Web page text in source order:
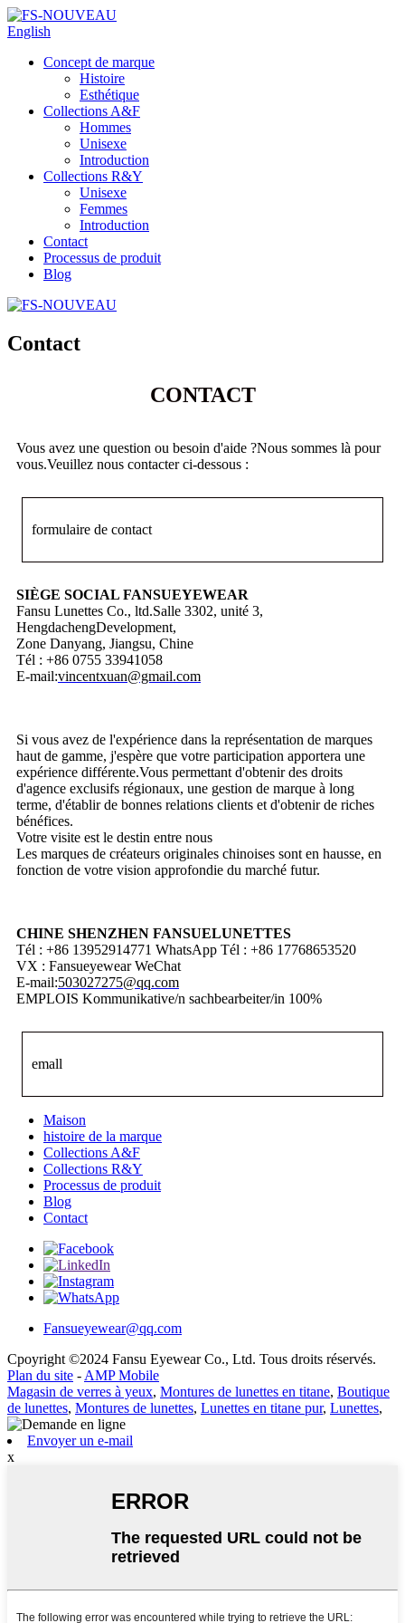
English
Concept de marque
Histoire
Esthétique
Collections A&F
Hommes
Unisexe
Introduction
Collections R&Y
Unisexe
Femmes
Introduction
Contact
Processus de produit
Blog
Contact
CONTACT
Vous avez une question ou besoin d'aide ?Nous sommes là pour
vous.Veuillez nous contacter ci-dessous :
formulaire de contact
SIÈGE SOCIAL FANSUEYEWEAR
Fansu Lunettes Co., ltd.Salle 3302, unité 3,
HengdachengDevelopment,
Zone Danyang, Jiangsu, Chine
Tél : +86 0755 33941058
E-mail:vincentxuan@gmail.com
Si vous avez de l'expérience dans la représentation de marques
haut de gamme, j'espère que votre participation apportera une
expérience différente.Vous permettant d'obtenir des droits
d'agence exclusifs régionaux, une gestion de marque à long
terme, d'établir de bonnes relations clients et d'obtenir de riches
bénéfices.
Votre visite est le destin entre nous
Les marques de créateurs originales chinoises sont en hausse, en
fonction de votre vision approfondie du marché futur.
CHINE SHENZHEN FANSUELUNETTES
Tél : +86 13952914771 WhatsApp Tél : +86 17768653520
VX : Fansueyewear WeChat
E-mail:503027275@qq.com
EMPLOIS Kommunikative/n sachbearbeiter/in 100%
emall
Maison
histoire de la marque
Collections A&F
Collections R&Y
Processus de produit
Blog
Contact
Fansueyewear@qq.com
Cpoyright ©2024 Fansu Eyewear Co., Ltd. Tous droits réservés.
Plan du site - AMP Mobile
Magasin de verres à yeux, Montures de lunettes en titane, Boutique
de lunettes, Montures de lunettes, Lunettes en titane pur, Lunettes,
Envoyer un e-mail
x